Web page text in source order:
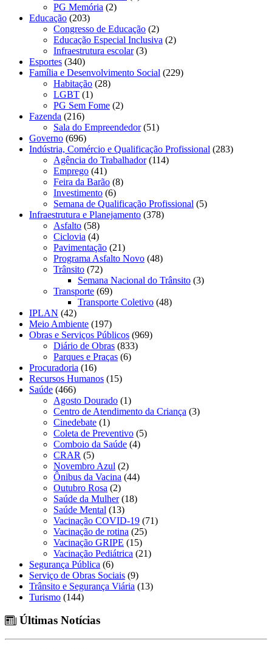
PG Memória (2)
Educação (203)
Congresso de Educação (2)
Educação Especial Inclusiva (2)
Infraestrutura escolar(3)
Esportes (340)
Família e Desenvolvimento Social (229)
Habitação (28)
LGBT (1)
PG Sem Fome (2)
Fazenda (216)
Sala do Empreendedor(51)
Governo (696)
Indústria, Comércio e Qualificação Profissional (283)
Agência do Trabalhador(114)
Emprego (41)
Feira da Barão (8)
Investimento (6)
Semana de Qualificação Profissional (5)
Infraestrutura e Planejamento (378)
Asfalto (58)
Ciclovia (4)
Pavimentação (21)
Programa Asfalto Novo (48)
Trânsito (72)
Semana Nacional do Trânsito (3)
Transporte (69)
Transporte Coletivo (48)
IPLAN (42)
Meio Ambiente (197)
Obras e Serviços Públicos (969)
Diário de Obras (833)
Parques e Praças (6)
Procuradoria (16)
Recursos Humanos (15)
Saúde (466)
Agosto Dourado (1)
Centro de Atendimento da Criança (3)
Cinedebate (1)
Coleta de Preventivo (5)
Comboio da Saúde (4)
CRAR (5)
Novembro Azul (2)
Ônibus da Vacina (44)
Outubro Rosa (2)
Saúde da Mulher(18)
Saúde Mental (13)
Vacinação COVID-19 (71)
Vacinação de rotina (25)
Vacinação GRIPE (15)
Vacinação Pediátrica (21)
Segurança Pública (6)
Serviço de Obras Sociais (9)
Trânsito e Segurança Viária (13)
Turismo (144)
Últimas Notícias